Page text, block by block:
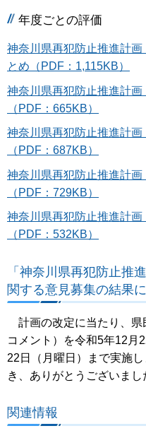
年度ごとの評価
神奈川県再犯防止推進計
とめ（PDF：1,115KB）
神奈川県再犯防止推進計
（PDF：665KB）
神奈川県再犯防止推進計
（PDF：687KB）
神奈川県再犯防止推進計
（PDF：729KB）
神奈川県再犯防止推進計
（PDF：532KB）
「神奈川県再犯防止推
関する意見募集の結果
計画の改定に当たり、県
コメント）を令和5年12月
22日（月曜日）まで実施
き、ありがとうございまし
関連情報